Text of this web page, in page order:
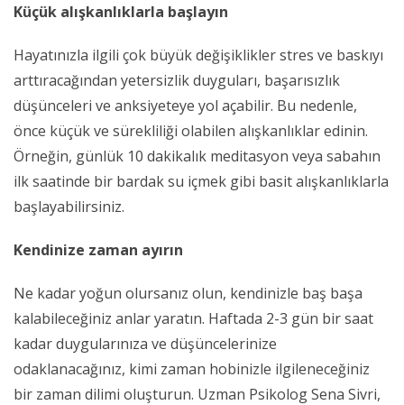
Küçük alışkanlıklarla başlayın
Hayatınızla ilgili çok büyük değişiklikler stres ve baskıyı
arttıracağından yetersizlik duyguları, başarısızlık
düşünceleri ve anksiyeteye yol açabilir. Bu nedenle,
önce küçük ve sürekliliği olabilen alışkanlıklar edinin.
Örneğin, günlük 10 dakikalık meditasyon veya sabahın
ilk saatinde bir bardak su içmek gibi basit alışkanlıklarla
başlayabilirsiniz.
Kendinize zaman ayırın
Ne kadar yoğun olursanız olun, kendinizle baş başa
kalabileceğiniz anlar yaratın. Haftada 2-3 gün bir saat
kadar duygularınıza ve düşüncelerinize
odaklanacağınız, kimi zaman hobinizle ilgileneceğiniz
bir zaman dilimi oluşturun. Uzman Psikolog Sena Sivri,